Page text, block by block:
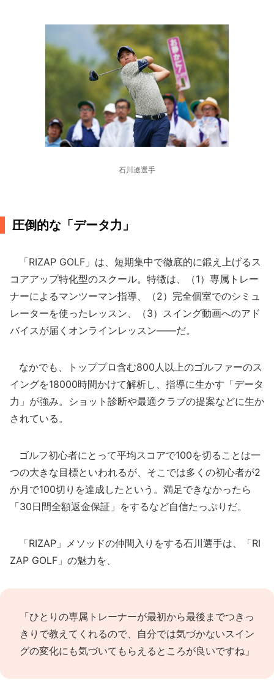
石川遼選手
圧倒的な「データ力」
「RIZAP GOLF」は、短期集中で徹底的に鍛え上げるス
コアアップ特化型のスクール。特徴は、（1）専属トレー
ナーによるマンツーマン指導、（2）完全個室でのシミュ
レーターを使ったレッスン、（3）スイング動画へのアド
バイスが届くオンラインレッスン――だ。
なかでも、トッププロ含む800人以上のゴルファーのス
イングを18000時間かけて解析し、指導に生かす「データ
力」が強み。ショット診断や最適クラブの提案などに生か
されている。
ゴルフ初心者にとって平均スコアで100を切ることは一
つの大きな目標といわれるが、そこでは多くの初心者が2
か月で100切りを達成したという。満足できなかったら
「30日間全額返金保証」をするなど自信たっぷりだ。
「RIZAP」メソッドの仲間入りをする石川選手は、「RI
ZAP GOLF」の魅力を、
「ひとりの専属トレーナーが最初から最後までつきっ
きりで教えてくれるので、自分では気づかないスイン
グの変化にも気づいてもらえるところが良いですね」